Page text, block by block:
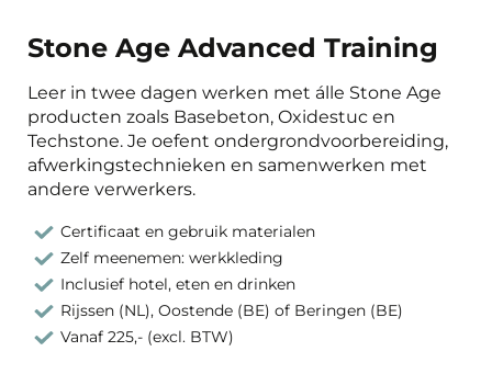
Stone Age Advanced Training
Leer in twee dagen werken met álle Stone Age
producten zoals Basebeton, Oxidestuc en
Techstone. Je oefent ondergrondvoorbereiding,
afwerkingstechnieken en samenwerken met
andere verwerkers.
Certificaat en gebruik materialen
Zelf meenemen: werkkleding
Inclusief hotel, eten en drinken
Rijssen (NL), Oostende (BE) of Beringen (BE)
Vanaf 225,- (excl. BTW)